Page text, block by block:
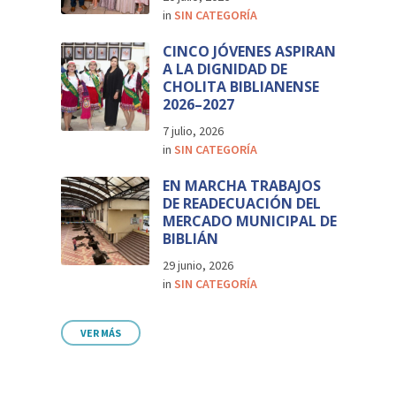
inSIN CATEGORÍA
CINCO JÓVENES ASPIRAN
A LA DIGNIDAD DE
CHOLITA BIBLIANENSE
2026–2027
7 julio, 2026
inSIN CATEGORÍA
EN MARCHA TRABAJOS
DE READECUACIÓN DEL
MERCADO MUNICIPAL DE
BIBLIÁN
29 junio, 2026
inSIN CATEGORÍA
VER MÁS